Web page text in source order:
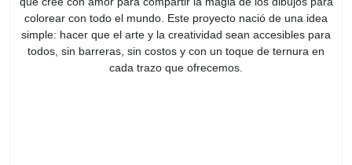
colorear con todo el mundo. Este proyecto nació de una idea
simple: hacer que el arte y la creatividad sean accesibles para
todos, sin barreras, sin costos y con un toque de ternura en
cada trazo que ofrecemos.